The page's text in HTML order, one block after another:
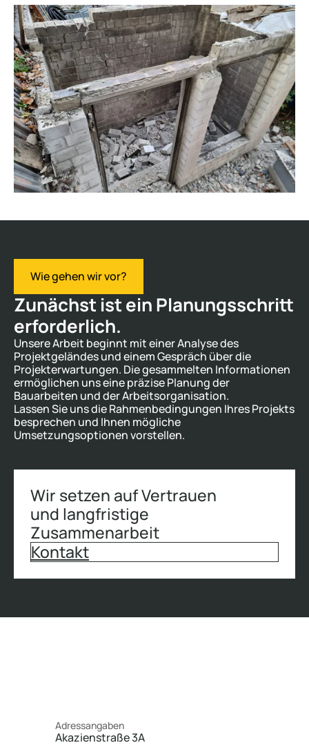
Wie gehen wir vor?
Zunächst ist ein Planungsschritt
erforderlich.
Unsere Arbeit beginnt mit einer Analyse des
Projektgeländes und einem Gespräch über die
Projekterwartungen. Die gesammelten Informationen
ermöglichen uns eine präzise Planung der
Bauarbeiten und der Arbeitsorganisation.
Lassen Sie uns die Rahmenbedingungen Ihres Projekts
besprechen und Ihnen mögliche
Umsetzungsoptionen vorstellen.
Wir setzen auf Vertrauen
und langfristige
Zusammenarbeit
Kontakt
Adressangaben
Akazienstraße 3A